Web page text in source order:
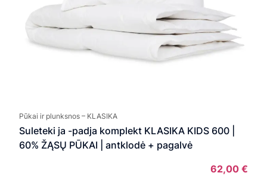
Pūkai ir plunksnos – KLASIKA
Suleteki ja -padja komplekt KLASIKA KIDS 600 |
60% ŽĄSŲ PŪKAI | antklodė + pagalvė
62,00 €